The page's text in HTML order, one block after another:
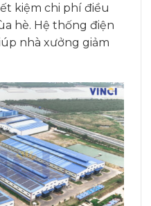
kiệm chi phí điều
hè. Hệ thống điện
nhà xưởng giảm